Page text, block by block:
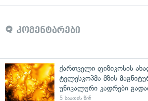
კომენტარები
ქართველი ფიზიკოსის
ტელესკოპმა მზის
უნიკალური კადრები
5 საათის წინ